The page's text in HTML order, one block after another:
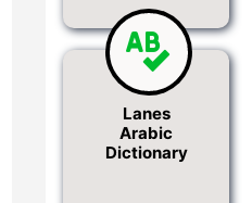
Lanes
Arabic
Dictionary